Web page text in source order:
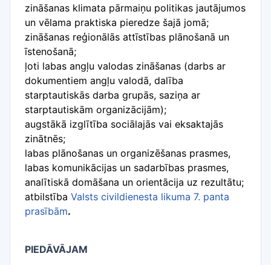
zināšanas klimata pārmaiņu politikas jautājumos
un vēlama praktiska pieredze šajā jomā;
zināšanas reģionālās attīstības plānošanā un
īstenošanā;
ļoti labas angļu valodas zināšanas (darbs ar
dokumentiem angļu valodā, dalība
starptautiskās darba grupās, saziņa ar
starptautiskām organizācijām);
augstākā izglītība sociālajās vai eksaktajās
zinātnēs;
labas plānošanas un organizēšanas prasmes,
labas komunikācijas un sadarbības prasmes,
analītiskā domāšana un orientācija uz rezultātu;
atbilstība Valsts civildienesta likuma 7. panta
prasībām.
PIEDĀVĀJAM